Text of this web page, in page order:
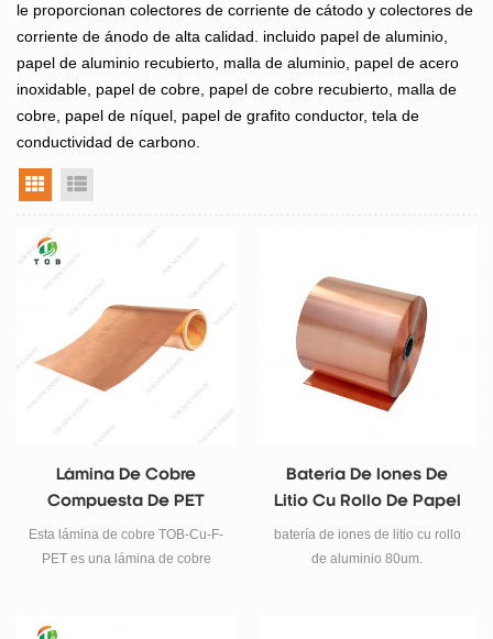
le proporcionan colectores de corriente de cátodo y colectores de
corriente de ánodo de alta calidad. incluido papel de aluminio,
papel de aluminio recubierto, malla de aluminio, papel de acero
inoxidable, papel de cobre, papel de cobre recubierto, malla de
cobre, papel de níquel, papel de grafito conductor, tela de
conductividad de carbono.
vista en cuadrícula
Lámina De Cobre
Compuesta De PET
(CU+PET+CU)
Esta lámina de cobre TOB-Cu-F-
PET es una lámina de cobre
μm. Ancho: 280 mm. Largo:
Batería De Iones De
Litio Cu Rollo De Papel
80um
batería de iones de litio cu rollo
de aluminio 80um.